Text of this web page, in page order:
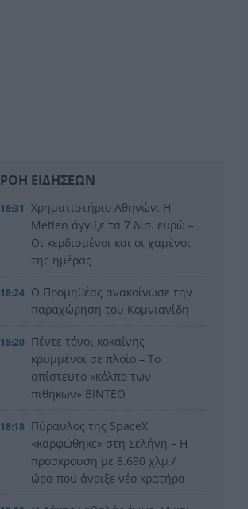
ΡΟΗ ΕΙΔΗΣΕΩΝ
18:31
Χρηματιστήριο Αθηνών: Η
Metlen άγγιξε τα 7 δισ. ευρώ –
Οι κερδισμένοι και οι χαμένοι
της ημέρας
18:24 Ο Προμηθέας ανακοίνωσε την
παραχώρηση του Κομνιανίδη
18:20 Πέντε τόνοι κοκαΐνης
κρυμμένοι σε πλοίο – Το
απίστευτο «κόλπο των
πιθήκων» ΒΙΝΤΕΟ
18:18 Πύραυλος της SpaceX
«καρφώθηκε» στη Σελήνη – Η
πρόσκρουση με 8.690 χλμ./
ώρα που άνοιξε νέο κρατήρα